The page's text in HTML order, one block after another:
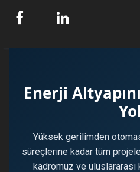
Enerji
Yüksek gerilimden
süreçlerine kadar tüm
kadromuz ve uluslararası